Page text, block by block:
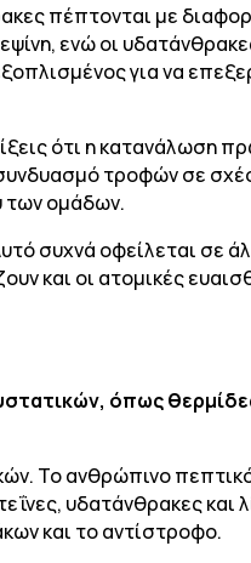
πέπτονται με
ενώ οι
για να
ότι η κατανάλωση
τροφών σε
των ομάδων.
συχνά οφείλεται σε
και οι ατομικές
όπως
Το ανθρώπινο
υδατάνθρακες και
και το αντίστροφο.